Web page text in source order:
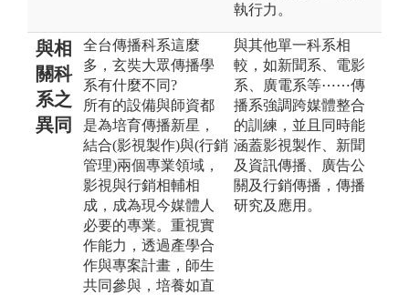
執行力。
與相
關科
系之
異同
全台傳播科系這麼
多，玄奘大眾傳播學
系有什麼不同?
所有的設備與師資都
是為培育傳播新星，
結合(影視製作)與(行銷
管理)兩個專業領域，
影視與行銷相輔相
成，成為現今媒體人
必要的專業。重視實
作能力，透過產學合
作與專案計畫，師生
共同參與，培養如直
與其他單一科系相
較，如新聞系、電影
系、廣電系等⋯⋯傳
播系強調跨媒體整合
的訓練，並且同時能
涵蓋影視製作、新聞
及資訊傳播、廣告公
關及行銷傳播，傳播
研究及應用。